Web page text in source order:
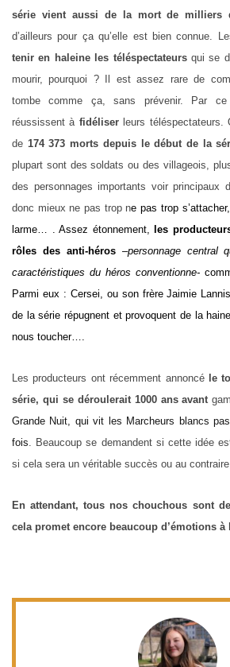
série vient aussi de la mort de milliers
d’ailleurs pour ça qu’elle est bien connue.
tenir en haleine les téléspectateursqui se
mourir, pourquoi ? Il est assez rare de
tombe comme ça, sans prévenir. Par ce
réussissent à fidéliserleurs téléspectateurs.
de 174 373 morts depuis le début de la
plupart sont des soldats ou des villageois,
des personnages importants voir principaux
donc mieux ne pas trop ne pas trop
larme… . Assez étonnement,
les
rôles des anti-héros–personnage central
caractéristiques du héros conventionne-
Parmi eux : Cersei, ou son frèreJaimie
de la série répugnent et provoquent de la
nous toucher….
Les producteurs ont récemment annoncéle
série, qui se déroulerait 1000 ans avant
Grande Nuit, qui vit les Marcheurs blancs
fois . Beaucoup se demandent si cette idée
si cela sera un véritable succès ou au
En attendant, tous nos chouchous sont
cela promet encore beaucoup d’émotions à